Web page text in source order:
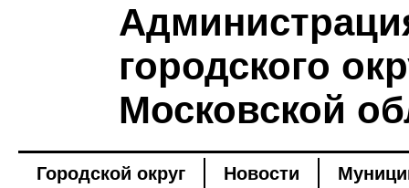
городского
Московской
Городской округ Новости